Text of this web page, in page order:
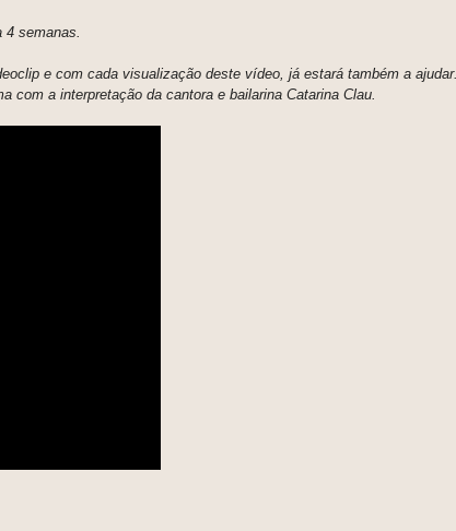
semanas.
e com cada visualização deste vídeo, já estará também a ajudar.
com a interpretação da cantora e bailarina Catarina Clau.